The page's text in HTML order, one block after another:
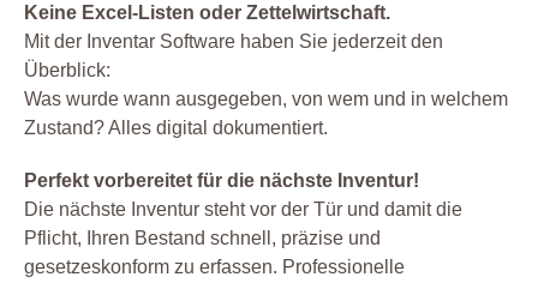
Keine Excel-Listen oder Zettelwirtschaft.
Mit der Inventar Software haben Sie jederzeit den
Überblick:
Was wurde wann ausgegeben, von wem und in welchem
Zustand? Alles digital dokumentiert.
Perfekt vorbereitet für die nächste Inventur!
Die nächste Inventur steht vor der Tür und damit die
Pflicht, Ihren Bestand schnell, präzise und
gesetzeskonform zu erfassen. Professionelle